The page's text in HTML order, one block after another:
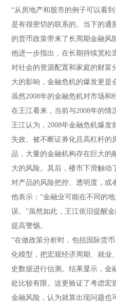
“从房地产和股市的例子可以看
是有很密切的联系的。当下的通
的货币政策带来了长周期金融风
他进一步指出，在长期持续宽松
对社会的资源配置和家庭的财富
大的影响，金融危机的爆发更是
虽然2008年的金融危机对市场和
在王江看来，当前与2008年的情
王江认为，2008年金融危机爆
失效、被不断证券化且高杠杆的
品，大量的金融机构存在巨大的
大的风险。其后，楼市下滑触动
对产品的风险把控、透明度，或
他表示：“金融业可能在不同的
误。”虽然如此，王江依旧提醒
提高警惕。
“在做政策分析时，包括国际货
化模型，把宏观经济周期、就业
史数据进行估测。结果显示，金
处比较有限。这更验证了考虑宏
金融风险，认为就算出现问题也